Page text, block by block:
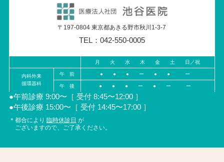
〒197-0804 東京都あきる野市秋川1-3-7
TEL：042-550-0005
月 火 水 木 金 土 日／祝
内科外来
循環器科
午 前 ● ● ● ー ● ● ー
午 後 ● ● ● ー ● ー ー
●午前診療 9:00〜［ 受付 8:45〜12:00 ］
●午後診療 15:00〜［ 受付 14:45〜17:00 ］
＊都合により 臨時休診日 が
ございますので、ご了承ください。